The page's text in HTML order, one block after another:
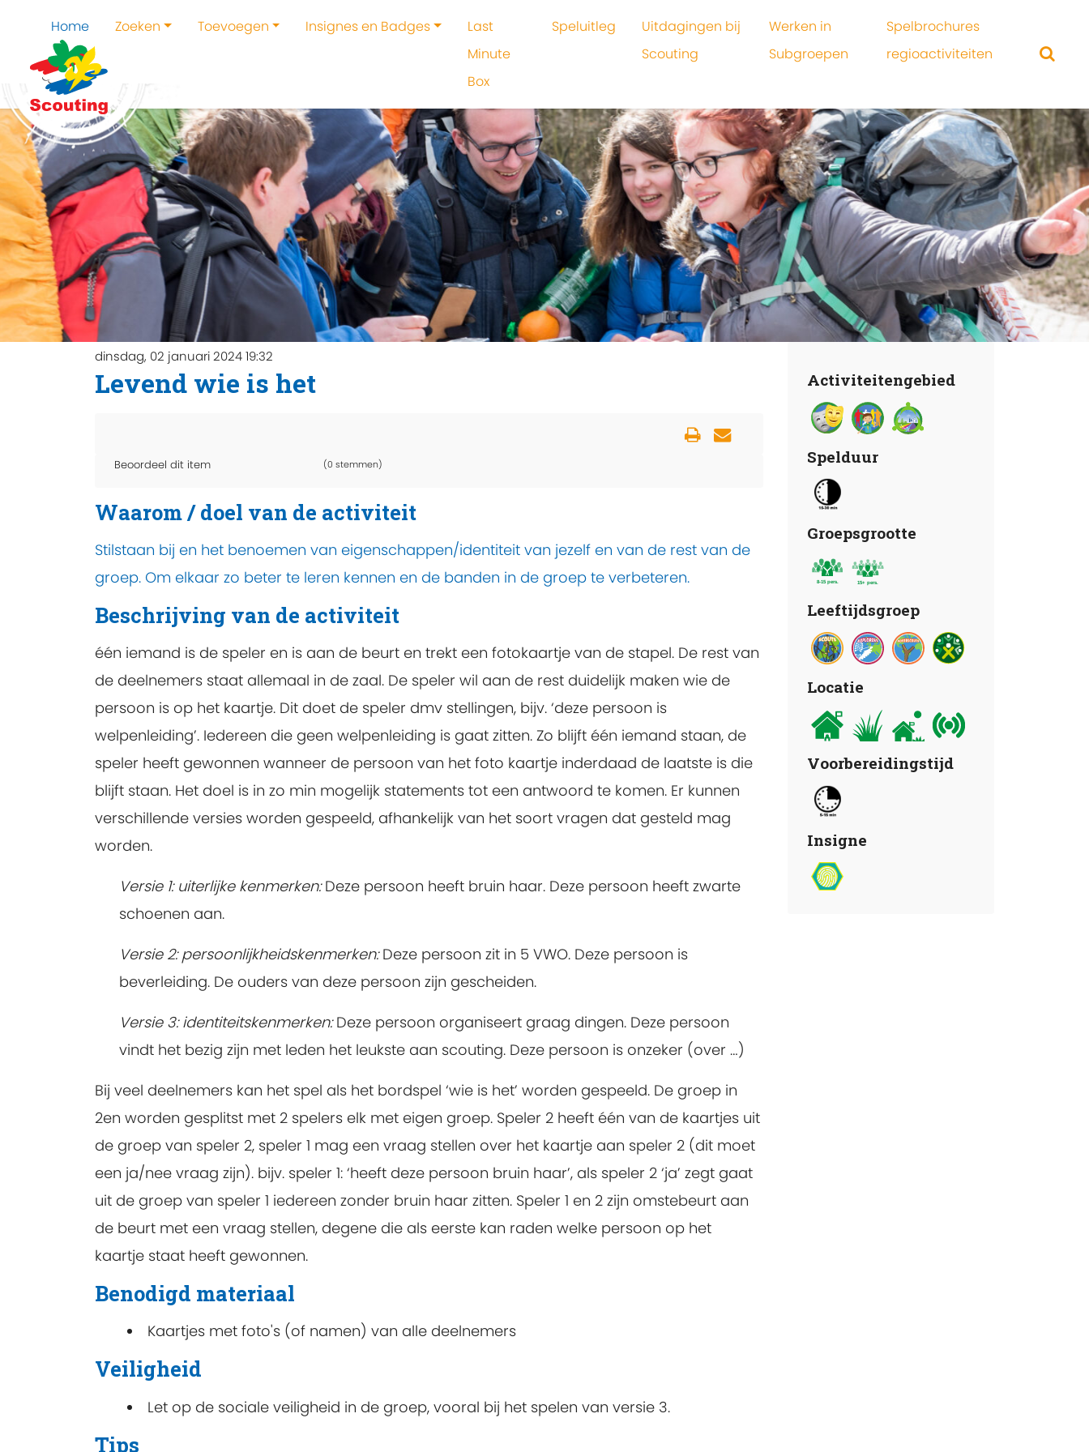
Home Zoeken Toevoegen Insignes en Badges
Last
Minute
Box
Speluitleg
Uitdagingen bij
Scouting
Werken in
Subgroepen
Spelbrochures
regioactiviteiten
dinsdag, 02 januari 2024 19:32
Levend wie is het
Beoordeel dit item (0 stemmen)
Waarom / doel van de activiteit
Stilstaan bij en het benoemen van eigenschappen/identiteit van jezelf en van de rest van de
groep. Om elkaar zo beter te leren kennen en de banden in de groep te verbeteren.
Beschrijving van de activiteit
één iemand is de speler en is aan de beurt en trekt een fotokaartje van de stapel. De rest van
de deelnemers staat allemaal in de zaal. De speler wil aan de rest duidelijk maken wie de
persoon is op het kaartje. Dit doet de speler dmv stellingen, bijv. ‘deze persoon is
welpenleiding’. Iedereen die geen welpenleiding is gaat zitten. Zo blijft één iemand staan, de
speler heeft gewonnen wanneer de persoon van het foto kaartje inderdaad de laatste is die
blijft staan. Het doel is in zo min mogelijk statements tot een antwoord te komen. Er kunnen
verschillende versies worden gespeeld, afhankelijk van het soort vragen dat gesteld mag
worden.
Versie 1: uiterlijke kenmerken:Deze persoon heeft bruin haar. Deze persoon heeft zwarte
schoenen aan.
Versie 2: persoonlijkheidskenmerken:Deze persoon zit in 5 VWO. Deze persoon is
beverleiding. De ouders van deze persoon zijn gescheiden.
Versie 3: identiteitskenmerken:Deze persoon organiseert graag dingen. Deze persoon
vindt het bezig zijn met leden het leukste aan scouting. Deze persoon is onzeker (over …)
Bij veel deelnemers kan het spel als het bordspel ‘wie is het’ worden gespeeld. De groep in
2en worden gesplitst met 2 spelers elk met eigen groep. Speler 2 heeft één van de kaartjes uit
de groep van speler 2, speler 1 mag een vraag stellen over het kaartje aan speler 2 (dit moet
een ja/nee vraag zijn). bijv. speler 1: ‘heeft deze persoon bruin haar’, als speler 2 ‘ja’ zegt gaat
uit de groep van speler 1 iedereen zonder bruin haar zitten. Speler 1 en 2 zijn omstebeurt aan
de beurt met een vraag stellen, degene die als eerste kan raden welke persoon op het
kaartje staat heeft gewonnen.
Benodigd materiaal
Kaartjes met foto's (of namen) van alle deelnemers
Veiligheid
Let op de sociale veiligheid in de groep, vooral bij het spelen van versie 3.
Tips
Activiteitengebied
Spelduur
Groepsgrootte
Leeftijdsgroep
Locatie
Voorbereidingstijd
Insigne